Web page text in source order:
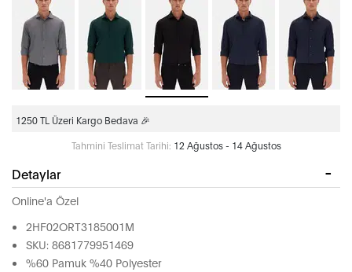
1250 TL Üzeri Kargo Bedava 🎉
Tahmini Teslimat Tarihi: 12 Ağustos - 14 Ağustos
Detaylar
Online'a Özel
2HF02ORT3185001M
SKU: 8681779951469
%60 Pamuk %40 Polyester